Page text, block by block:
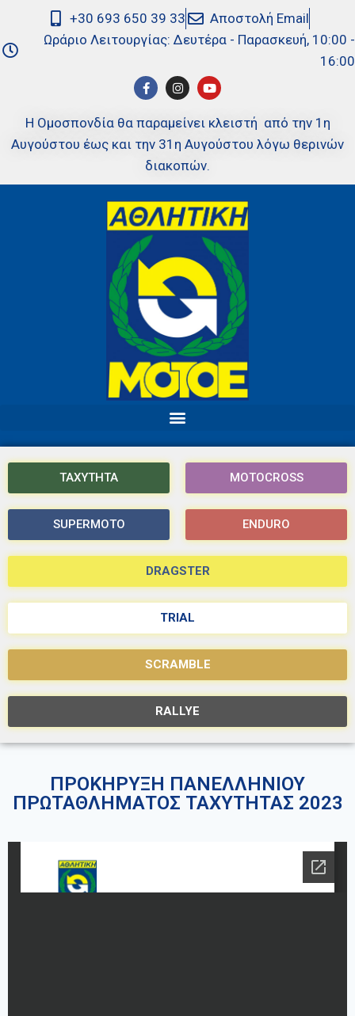
+30 693 650 39 33
Αποστολή Email
Ωράριο Λειτουργίας: Δευτέρα - Παρασκευή, 10:00 -
16:00
Η Ομοσπονδία θα παραμείνει κλειστή από την 1η
Αυγούστου έως και την 31η Αυγούστου λόγω θερινών
διακοπών.
ΤΑΧΥΤΗΤΑ MOTOCROSS
SUPERMOTO ENDURO
DRAGSTER
TRIAL
SCRAMBLE
RALLYE
ΠΡΟΚΗΡΥΞΗ ΠΑΝΕΛΛΗΝΙΟΥ
ΠΡΩΤΑΘΛΗΜΑΤΟΣ ΤΑΧΥΤΗΤΑΣ 2023